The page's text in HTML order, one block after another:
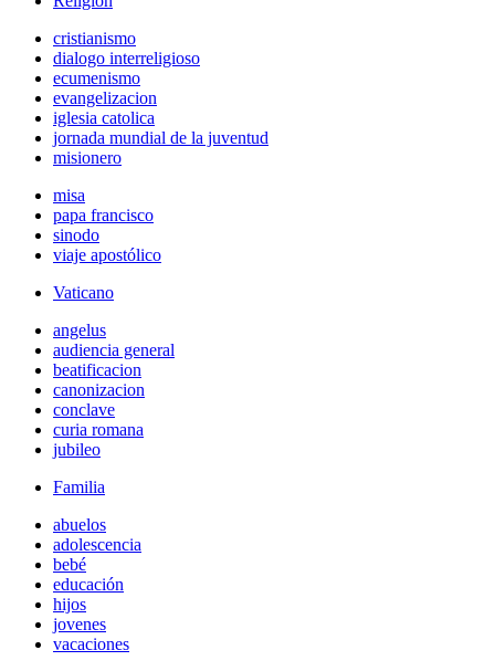
cristianismo
dialogo interreligioso
ecumenismo
evangelizacion
iglesia catolica
jornada mundial de la juventud
misionero
misa
papa francisco
sinodo
viaje apostólico
Vaticano
angelus
audiencia general
beatificacion
canonizacion
conclave
curia romana
jubileo
Familia
abuelos
adolescencia
bebé
educación
hijos
jovenes
vacaciones